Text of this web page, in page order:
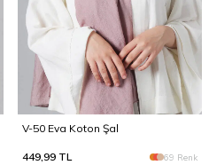
V-50 Eva Koton Şal
449,99 TL 69 Renk